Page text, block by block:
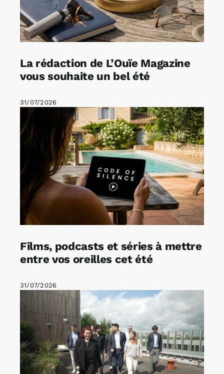
La rédaction de L’Ouïe Magazine
vous souhaite un bel été
31/07/2026
Films, podcasts et séries à mettre
entre vos oreilles cet été
31/07/2026